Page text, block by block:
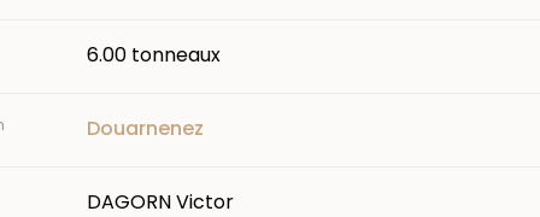
6.00 tonneaux
Douarnenez
DAGORN Victor